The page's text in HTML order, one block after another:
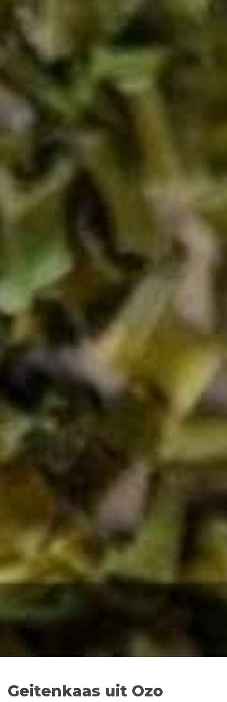
Geitenkaas uit Ozo